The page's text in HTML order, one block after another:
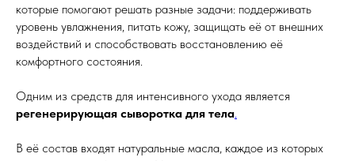
которые помогают решать разные задачи: поддерживать
уровень увлажнения, питать кожу, защищать её от внешних
воздействий и способствовать восстановлению её
комфортного состояния.
Одним из средств для интенсивного ухода является
регенерирующая сыворотка для тела
В её состав входят натуральные масла, каждое из которых